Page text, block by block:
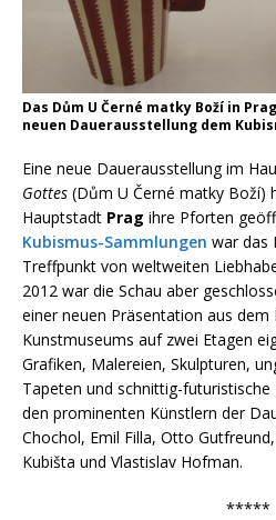
Das Dům U Černé matky Boží in
neuen Dauerausstellung dem
Eine neue Dauerausstellung im
Gottes (Dům U Černé matky Boží)
Hauptstadt Prag ihre Pforten
Kubismus-Sammlungen war das
Treffpunkt von weltweiten
2012 war die Schau aber
einer neuen Präsentation aus dem
Kunstmuseums auf zwei Etagen
Grafiken, Malereien, Skulpturen,
Tapeten und schnittig-
den prominenten Künstlern der
Chochol, Emil Filla, Otto
Kubišta und Vlastislav Hofman.
*****